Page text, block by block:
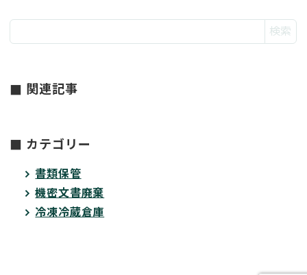
検索
関連記事
カテゴリー
書類保管
機密文書廃棄
冷凍冷蔵倉庫